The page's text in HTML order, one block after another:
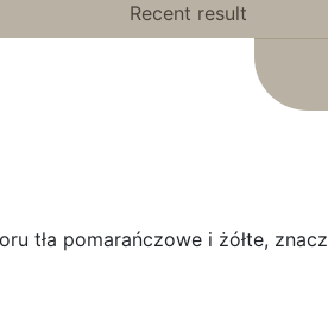
Recent result
tła pomarańczowe i żółte,